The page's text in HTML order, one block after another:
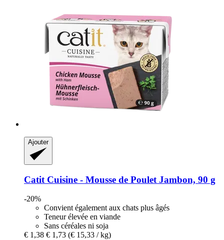
Ajouter
Catit Cuisine -​ Mousse de Poulet Jambon, 90 g
-20%
Convient également aux chats plus âgés
Teneur élevée en viande
Sans céréales ni soja
€ 1,38 € 1,73 (€ 15,33 / kg)